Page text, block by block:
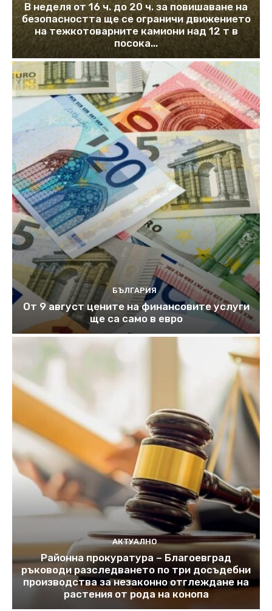
В неделя от 16 ч. до 20 ч. за повишаване на
безопасността ще се ограничи движението
на тежкотоварните камиони над 12 т в
посока...
БЪЛГАРИЯ
От 9 август цените на финансовите услуги
ще са само в евро
АКТУАЛНО
Районна прокуратура – Благоевград
ръководи разследването по три досъдебни
производства за незаконно отглеждане на
растения от рода на конопа